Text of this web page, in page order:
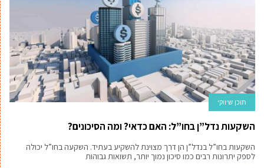
תוכן שיווקי
השקעות נדל”ן בחו”ל: האם כדאי? ומה הסיכונים?
השקעות בחו”ל בנדל”ן הן דרך מצוינת להשקיע בעתיד. השקעה בחו”ל יכולה
לספק יתרונות רבים כמו סיכון נמוך יותר, תשואות גבוהות